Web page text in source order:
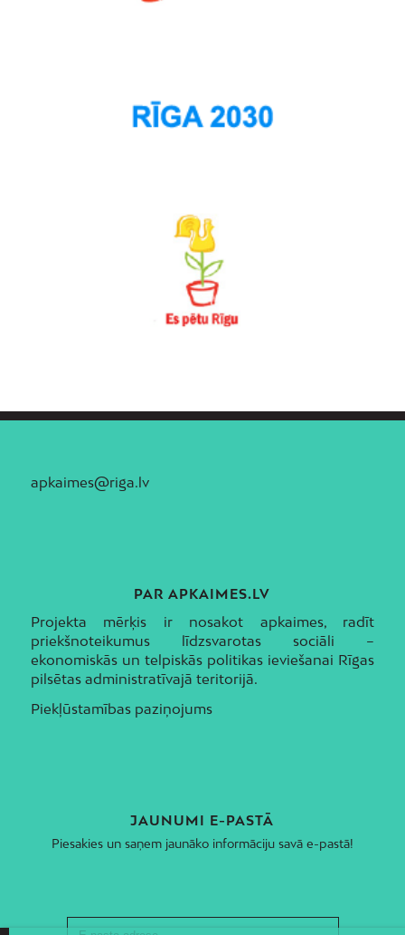
apkaimes@riga.lv
PAR APKAIMES.LV
Projekta mērķis ir nosakot apkaimes, radīt
priekšnoteikumus līdzsvarotas sociāli –
ekonomiskās un telpiskās politikas ieviešanai Rīgas
pilsētas administratīvajā teritorijā.
Piekļūstamības paziņojums
JAUNUMI E-PASTĀ
Piesakies un saņem jaunāko informāciju savā e-pastā!